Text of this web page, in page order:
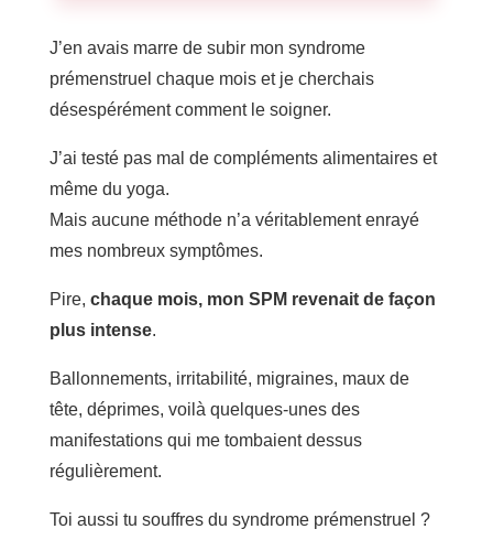
J’en avais marre de subir mon syndrome
prémenstruel chaque mois et je cherchais
désespérément comment le soigner.
J’ai testé pas mal de compléments alimentaires et
même du yoga.
Mais aucune méthode n’a véritablement enrayé
mes nombreux symptômes.
Pire, chaque mois, mon SPM revenait de façon
plus intense.
Ballonnements, irritabilité, migraines, maux de
tête, déprimes, voilà quelques-unes des
manifestations qui me tombaient dessus
régulièrement.
Toi aussi tu souffres du syndrome prémenstruel ?